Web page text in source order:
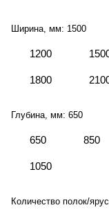
Ширина, мм: 1500
1200
1800
Глубина, мм: 650
650 850
1050
Количество полок/